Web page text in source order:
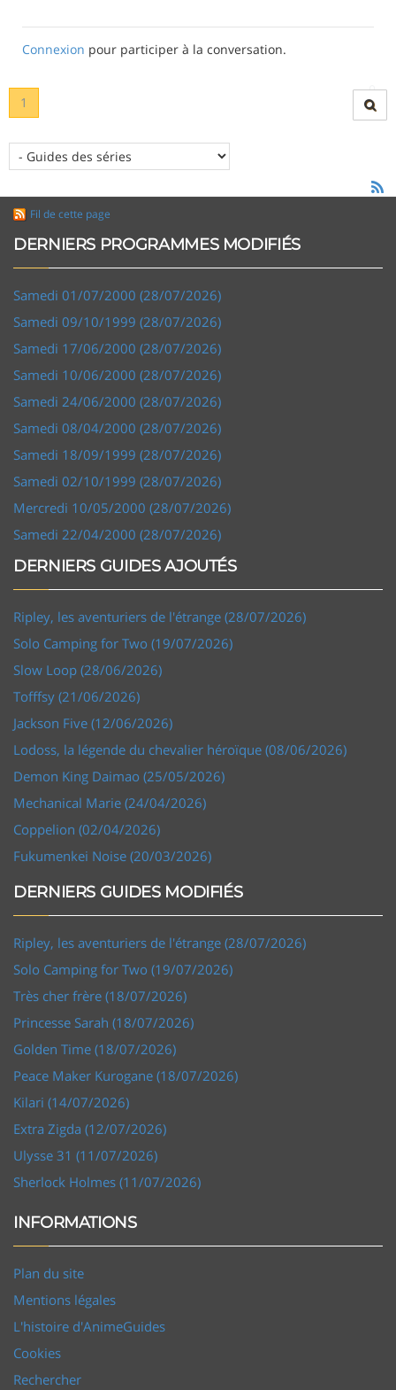
Connexion pour participer à la conversation.
1
Fil de cette page
DERNIERS PROGRAMMES MODIFIÉS
Samedi 01/07/2000 (28/07/2026)
Samedi 09/10/1999 (28/07/2026)
Samedi 17/06/2000 (28/07/2026)
Samedi 10/06/2000 (28/07/2026)
Samedi 24/06/2000 (28/07/2026)
Samedi 08/04/2000 (28/07/2026)
Samedi 18/09/1999 (28/07/2026)
Samedi 02/10/1999 (28/07/2026)
Mercredi 10/05/2000 (28/07/2026)
Samedi 22/04/2000 (28/07/2026)
DERNIERS GUIDES AJOUTÉS
Ripley, les aventuriers de l'étrange (28/07/2026)
Solo Camping for Two (19/07/2026)
Slow Loop (28/06/2026)
Tofffsy (21/06/2026)
Jackson Five (12/06/2026)
Lodoss, la légende du chevalier héroïque (08/06/2026)
Demon King Daimao (25/05/2026)
Mechanical Marie (24/04/2026)
Coppelion (02/04/2026)
Fukumenkei Noise (20/03/2026)
DERNIERS GUIDES MODIFIÉS
Ripley, les aventuriers de l'étrange (28/07/2026)
Solo Camping for Two (19/07/2026)
Très cher frère (18/07/2026)
Princesse Sarah (18/07/2026)
Golden Time (18/07/2026)
Peace Maker Kurogane (18/07/2026)
Kilari (14/07/2026)
Extra Zigda (12/07/2026)
Ulysse 31 (11/07/2026)
Sherlock Holmes (11/07/2026)
INFORMATIONS
Plan du site
Mentions légales
L'histoire d'AnimeGuides
Cookies
Rechercher